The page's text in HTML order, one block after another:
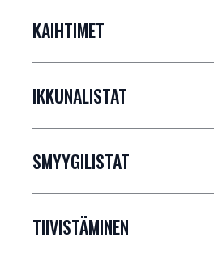
KAIHTIMET
IKKUNALISTAT
SMYYGILISTAT
TIIVISTÄMINEN